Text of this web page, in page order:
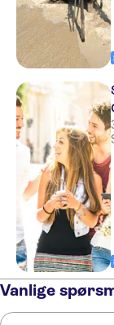
Vanlige